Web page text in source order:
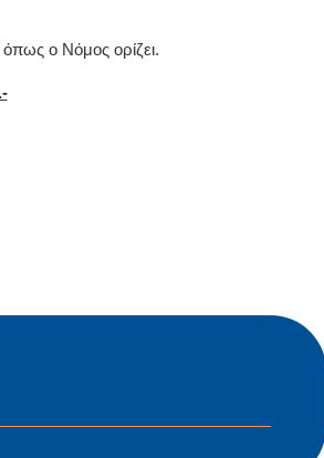
o Νόμoς oρίζει.